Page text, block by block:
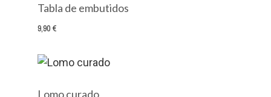
Tabla de embutidos
9,90 €
Lomo curado